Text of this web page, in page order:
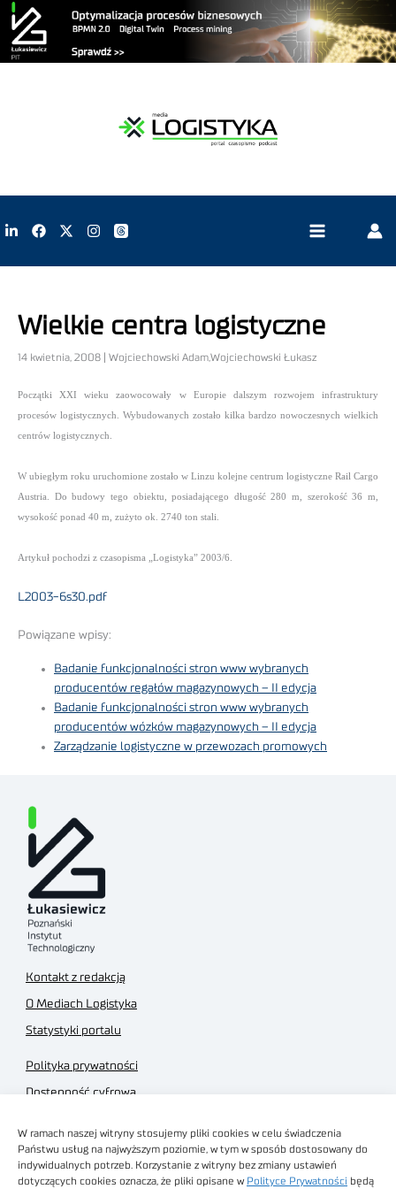
W ramach naszej witryny stosujemy pliki cookies w celu świadczenia
Państwu usług na najwyższym poziomie, w tym w sposób dostosowany do
indywidualnych potrzeb. Korzystanie z witryny bez zmiany ustawień
dotyczących cookies oznacza, że pliki opisane w Polityce Prywatności będą
Wielkie centra logistyczne
14 kwietnia, 2008 | Wojciechowski Adam,Wojciechowski Łukasz
Początki XXI wieku zaowocowały w Europie dalszym rozwojem infrastruktury
procesów logistycznych. Wybudowanych zostało kilka bardzo nowoczesnych wielkich
centrów logistycznych.
W ubiegłym roku uruchomione zostało w Linzu kolejne centrum logistyczne Rail Cargo
Austria. Do budowy tego obiektu, posiadającego długość 280 m, szerokość 36 m,
wysokość ponad 40 m, zużyto ok. 2740 ton stali.
Artykuł pochodzi z czasopisma „Logistyka” 2003/6.
L2003-6s30.pdf
Powiązane wpisy:
Badanie funkcjonalności stron www wybranych
producentów regałów magazynowych – II edycja
Badanie funkcjonalności stron www wybranych
producentów wózków magazynowych – II edycja
Zarządzanie logistyczne w przewozach promowych
Kontakt z redakcją
O Mediach Logistyka
Statystyki portalu
Polityka prywatności
Dostępność cyfrowa
Regulamin sklepu